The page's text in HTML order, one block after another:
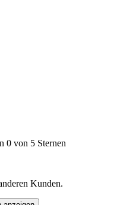
0 von 5 Sternen
Kunden.